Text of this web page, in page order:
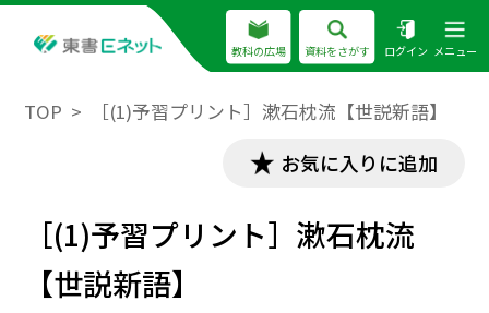
教科の広場 資料をさがす ログイン メニュー
TOP ［(1)予習プリント］漱石枕流【世説新語】
お気に入りに追加
［(1)予習プリント］漱石枕流
【世説新語】